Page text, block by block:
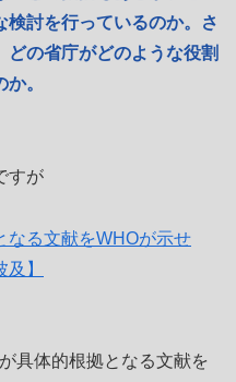
検討を行っているのか。さ
どの省庁がどのような役割
。
すが
なる文献をWHOが示せ
】
具体的根拠となる文献を